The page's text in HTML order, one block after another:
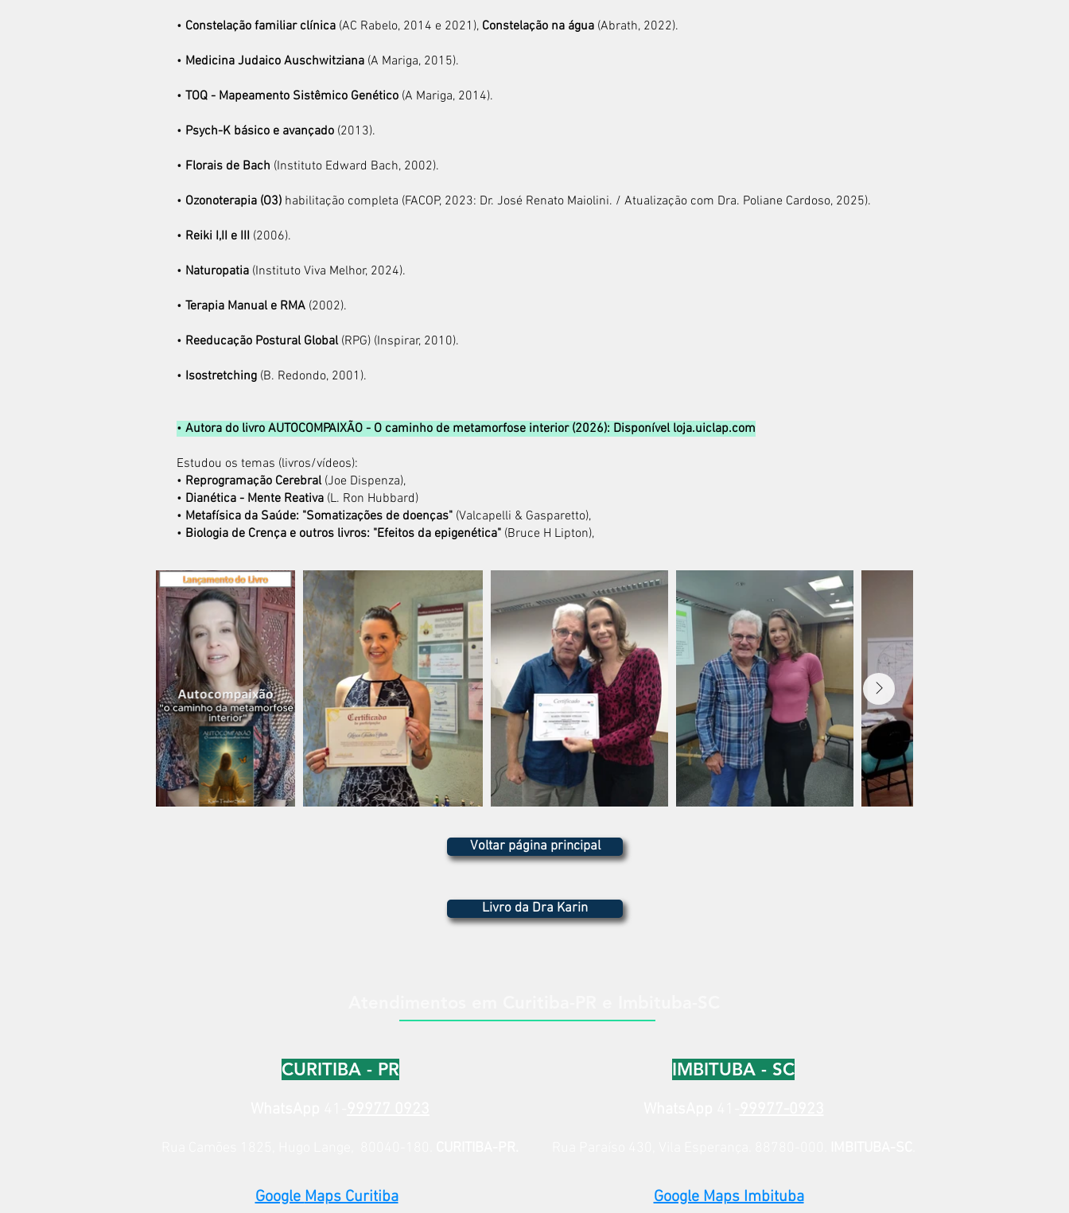
• Constelação familiar clínica (AC Rabelo, 2014 e 2021), Constelação na água (Abrath, 2022).
• Medicina Judaico Auschwitziana (A Mariga, 2015).
• TOQ - Mapeamento Sistêmico Genético (A Mariga, 2014).
• Psych-K básico e avançado (2013).
• Florais de Bach (Instituto Edward Bach, 2002).
• Ozonoterapia (O3) habilitação completa (FACOP, 2023: Dr. José Renato Maiolini. / Atualização com Dra. Poliane Cardoso, 2025)​.
• Reiki I,II e III (2006).
• Naturopatia (Instituto Viva Melhor, 2024).
• Terapia Manual e RMA (2002).
• Reeducação Postural Global (RPG) (Inspirar, 2010).
• Isostretching (B. Redondo, 2001).
• Autora do livro AUTOCOMPAIXÃO - O caminho de metamorfose interior (2026): Disponível loja.uiclap.com
Estudou os temas (livros/vídeos):
• Reprogramação Cerebral (Joe Dispenza),
• Dianética - Mente Reativa (L. Ron Hubbard)
• Metafísica da Saúde: "Somatizações de doenças" (Valcapelli & Gasparetto),
• Biologia de Crença e outros livros: "Efeitos da epigenética" (Bruce H Lipton),
Voltar página principal
Livro da Dra Karin
CURITIBA - PR
GoogleMaps Curitiba
IMBITUBA - SC
Google Maps Imbituba